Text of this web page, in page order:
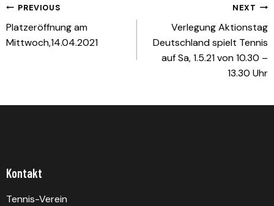
Beitragsnavigation
PREVIOUS
Platzeröffnung am
Mittwoch,14.04.2021
NEXT
Verlegung Aktionstag
Deutschland spielt Tennis
auf Sa, 1.5.21 von 10.30 –
13.30 Uhr
Kontakt
Tennis-Verein